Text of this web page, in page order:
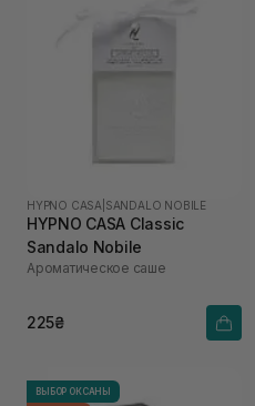
HYPNO CASA SANDALO NOBILE
HYPNO CASA Classic
Sandalo Nobile
Ароматическое саше
225₴
ВЫБОР ОКСАНЫ